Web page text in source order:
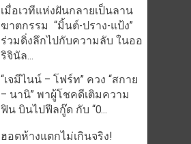
เมื่อเวทีแห่งฝันกลายเป็นลาน
ฆาตกรรม “มิ้นต์-ปราง-แป้ง”
ร่วมดิ่งลึกไปกับความลับ ในออ
ริจินัล...
“เจมีไนน์ – โฟร์ท” ควง “สกาย
– นานิ” พาผู้โชคดีเติมความ
ฟิน บินไปฟีลกู๊ด กับ “O...
ฮอตห้างแตกไม่เกินจริง!